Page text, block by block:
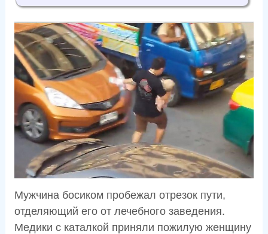
Мужчина босиком пробежал отрезок пути,
отделяющий его от лечебного заведения.
Медики с каталкой приняли пожилую женщину